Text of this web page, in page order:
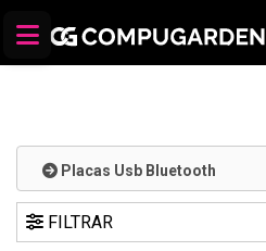
Placas Usb Bluetooth
FILTRAR